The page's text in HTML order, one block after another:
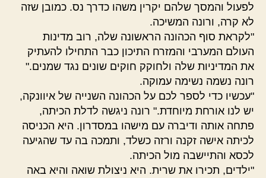
לפעול והמסך שלהם יקרין משהו כדרך נס. כמובן שזה
לא קרה, ורונה המשיכה.
"לקראת סוף הכהונה הראשונה שלה, רוב מדינות
העולם המערבי והמזרח התיכון כבר התחילו להעתיק
את המדיניות שלה ולחוקק חוקים שונים נגד שמנים."
רונה נשמה נשימה עמוקה.
"עכשיו כדי לספר לכם על הכהונה השנייה של איוונקה,
יש לנו אורחת מיוחדת." רונה ניגשה לדלת הכיתה,
פתחה אותה ודיברה עם מישהו במסדרון. היא הכניסה
לכיתה אישה זקנה ורזה כשלד, ותמכה בה עד שהגיעה
לכסא והתיישבה מול הכיתה.
"ילדים, תכירו את שרית. היא ניצולת שואה והיא באה